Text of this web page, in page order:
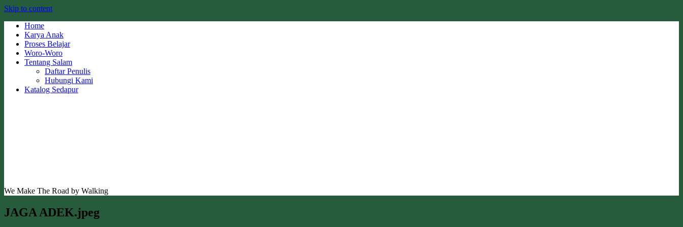
Skip to content
Home
Karya Anak
Proses Belajar
Woro-Woro
Tentang Salam
Daftar Penulis
Hubungi Kami
Katalog Sedapur
We Make The Road by Walking
JAGA ADEK.jpeg